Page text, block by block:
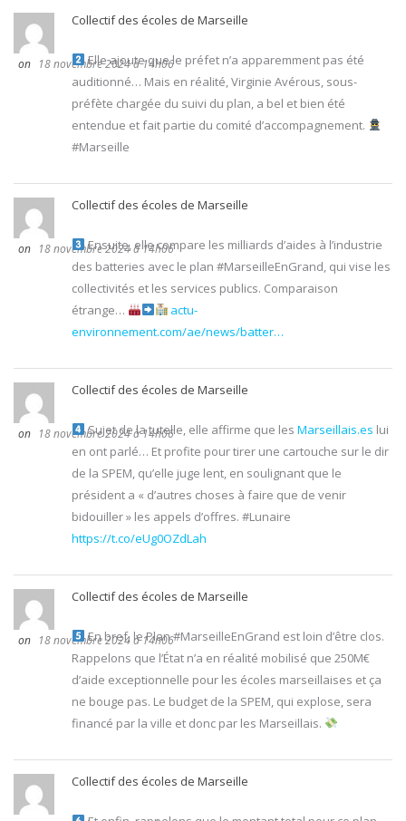
Collectif des écoles de Marseille
18 novembre 2024 à 14h06
Elle ajoute que le préfet n’a apparemment pas été
auditionné… Mais en réalité, Virginie Avérous, sous-
préfète chargée du suivi du plan, a bel et bien été
entendue et fait partie du comité d’accompagnement.
#Marseille
Collectif des écoles de Marseille
18 novembre 2024 à 14h06
Ensuite, elle compare les milliards d’aides à l’industrie
des batteries avec le plan #MarseilleEnGrand, qui vise les
collectivités et les services publics. Comparaison
étrange…
actu-
environnement.com/ae/news/batter…
Collectif des écoles de Marseille
18 novembre 2024 à 14h06
Sujet de la tutelle, elle affirme que les Marseillais.es lui
en ont parlé… Et profite pour tirer une cartouche sur le dir
de la SPEM, qu’elle juge lent, en soulignant que le
président a « d’autres choses à faire que de venir
bidouiller » les appels d’offres. #Lunaire
https://t.co/eUg0OZdLah
Collectif des écoles de Marseille
18 novembre 2024 à 14h06
En bref, le Plan #MarseilleEnGrand est loin d’être clos.
Rappelons que l’État n’a en réalité mobilisé que 250M€
d’aide exceptionnelle pour les écoles marseillaises et ça
ne bouge pas. Le budget de la SPEM, qui explose, sera
financé par la ville et donc par les Marseillais.
Collectif des écoles de Marseille